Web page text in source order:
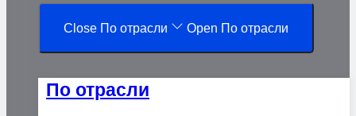
Close По отрасли Open По отрасли
По отрасли